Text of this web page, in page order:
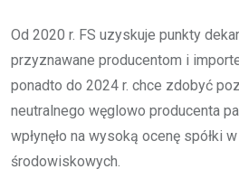
Od 2020 r. FS uzyskuje punkty
przyznawane producentom i
ponadto do 2024 r. chce zdobyć
neutralnego węglowo producenta
wpłynęło na wysoką ocenę spółki
środowiskowych.